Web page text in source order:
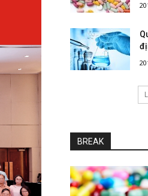
BREAK